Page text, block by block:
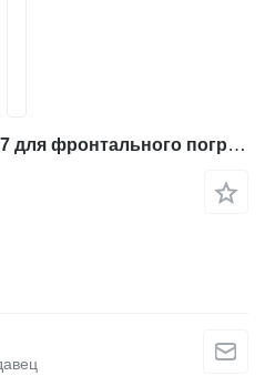
Педаль тормоза 188-7497 для фронтального погрузчика Caterpillar 962G